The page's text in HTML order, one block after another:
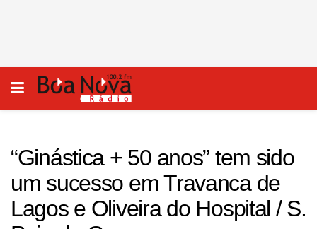
“Ginástica + 50 anos” tem sido
um sucesso em Travanca de
Lagos e Oliveira do Hospital / S.